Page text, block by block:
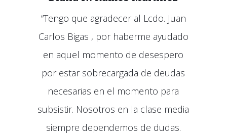
“Tengo que agradecer al Lcdo. Juan
Carlos Bigas , por haberme ayudado
en aquel momento de desespero
por estar sobrecargada de deudas
necesarias en el momento para
subsistir. Nosotros en la clase media
siempre dependemos de dudas.